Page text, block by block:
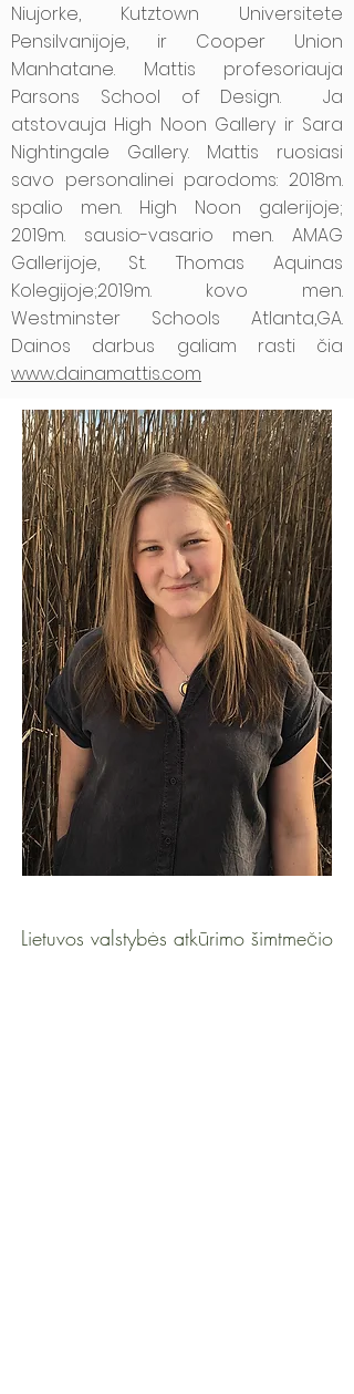
Niujorke, Kutztown Universitete
Pensilvanijoje, ir Cooper Union
Manhatane. Mattis profesoriauja
Parsons School of Design. Ja
atstovauja High Noon Gallery ir Sara
Nightingale Gallery. Mattis ruosiasi
savo personalinei parodoms: 2018m.
spalio men. High Noon galerijoje;
2019m. sausio-vasario men. AMAG
Gallerijoje, St. Thomas Aquinas
Kolegijoje;2019m. kovo men.
Westminster Schools Atlanta,GA.
Dainos darbus galiam rasti čia
www.dainamattis.com
Lietuvos valstybės atkūrimo šimtmečio